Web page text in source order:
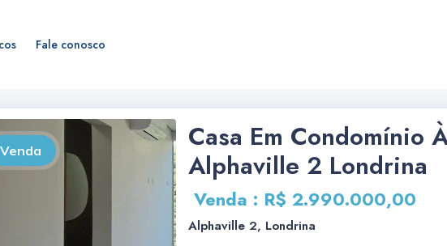
Fale conosco
Venda
Casa Em Condomínio
Alphaville 2 Londrina
Venda : R$ 2.990.000,00
Alphaville 2, Londrina